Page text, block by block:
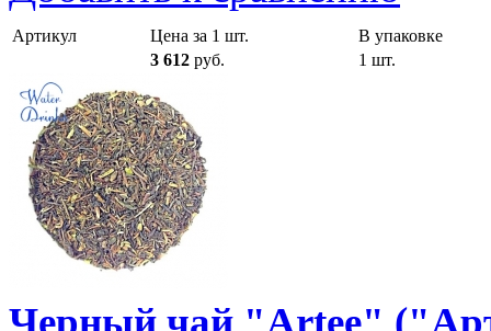
Артикул Цена за 1 шт.
В упаковке
3 612 руб. 1 шт.
Черный чай "Artee"